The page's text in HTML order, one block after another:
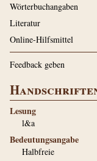
Wörterbuchangaben
Literatur
Online-Hilfsmittel
Feedback geben
Lesung
l&a
Bedeutungsangabe
Halbfreie